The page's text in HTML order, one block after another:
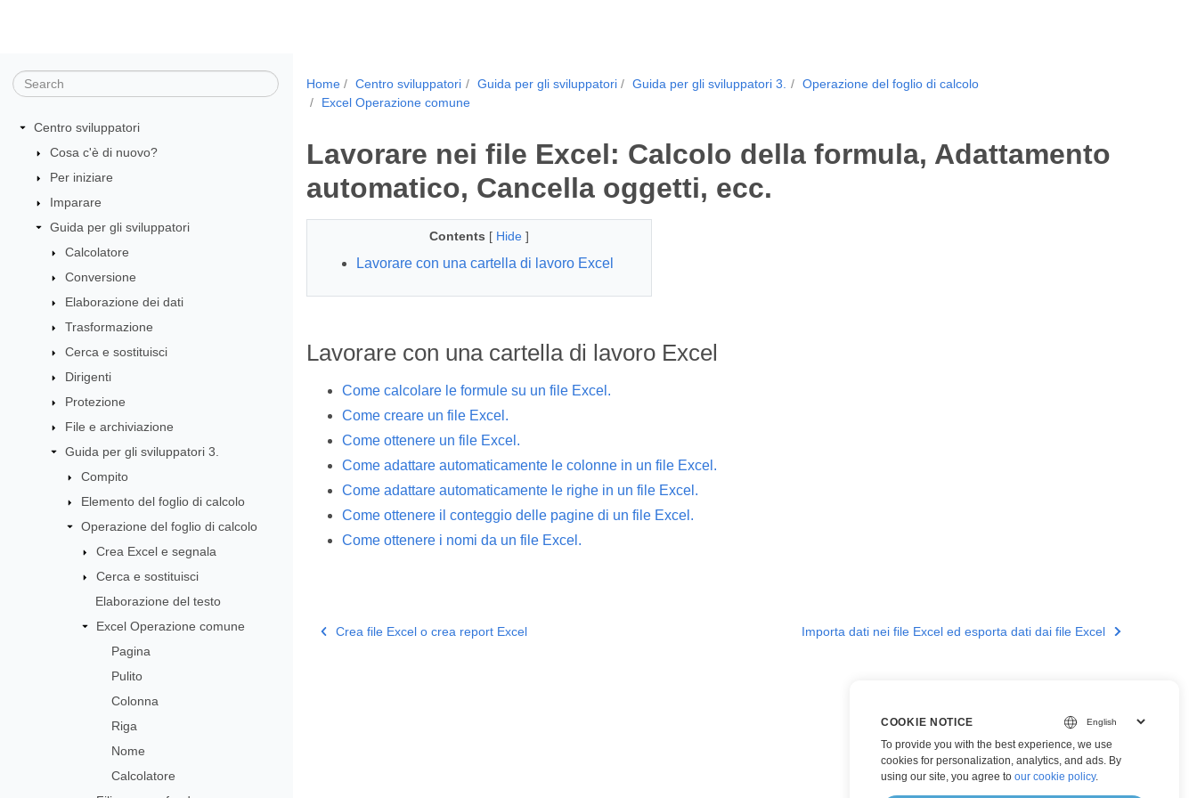
Centro sviluppatori
Cosa c'è di nuovo?
Per iniziare
Imparare
Guida per gli sviluppatori
Calcolatore
Conversione
Elaborazione dei dati
Trasformazione
Cerca e sostituisci
Dirigenti
Protezione
File e archiviazione
Guida per gli sviluppatori 3.
Compito
Elemento del foglio di calcolo
Operazione del foglio di calcolo
Crea Excel e segnala
Cerca e sostituisci
Elaborazione del testo
Excel Operazione comune
Pagina
Pulito
Colonna
Riga
Nome
Calcolatore
Home Centro sviluppatori Guida per gli sviluppatori Guida per gli sviluppatori 3.
Operazione del foglio di calcolo
Excel Operazione comune
Lavorare nei file Excel: Calcolo della formula, Adattamento
automatico, Cancella oggetti, ecc.
Contents [ Hide ]
Lavorare con una cartella di lavoro Excel
Lavorare con una cartella di lavoro Excel
Come calcolare le formule su un file Excel.
Come creare un file Excel.
Come ottenere un file Excel.
Come adattare automaticamente le colonne in un file Excel.
Come adattare automaticamente le righe in un file Excel.
Come ottenere il conteggio delle pagine di un file Excel.
Come ottenere i nomi da un file Excel.
Crea file Excel o crea report Excel Importa dati nei file Excel ed esporta dati dai file Excel
COOKIE NOTICE
To provide you with the best experience, we use
cookies for personalization, analytics, and ads. By
using our site, you agree to our cookie policy.